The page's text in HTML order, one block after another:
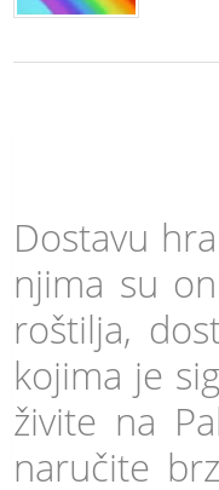
Dostavu
njima su
roštilja,
kojima je
živite na
naručite